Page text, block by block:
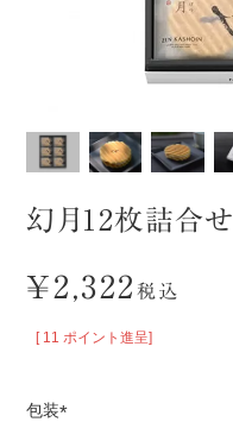
幻月12枚詰合せ
¥2,322税込
[ 11 ポイント進呈]
包装